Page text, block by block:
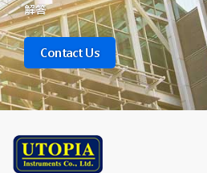
解答
Contact Us